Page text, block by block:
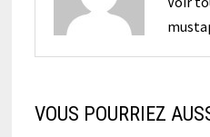
VOUS POURRIEZ